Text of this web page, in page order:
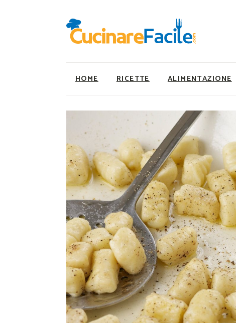
HOME RICETTE
Ricette Facili e Veloci
Ricette Primi Piatti
Ricette Antipasti
Ricette Dolci
Ricette Carne
Ricette Secondi
Ricette Pizze e Rustici
Ricette Contorni
Ricette Piatti unici
Ricette Pesce
Video Ricette
Ricette per Ingrediente
ALIMENTAZIONE
Utility
Super Alimenti
Nutrizionista a tavola
Ricette Vegetariane
Ricette Vegane
Rumors